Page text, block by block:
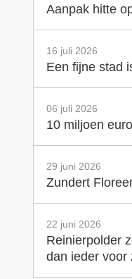
Aanpak hitte
16 juli 2026
Een fijne stad
06 juli 2026
10 miljoen
29 juni 2026
Zundert
22 juni 2026
Reinierpolder
dan ieder voor